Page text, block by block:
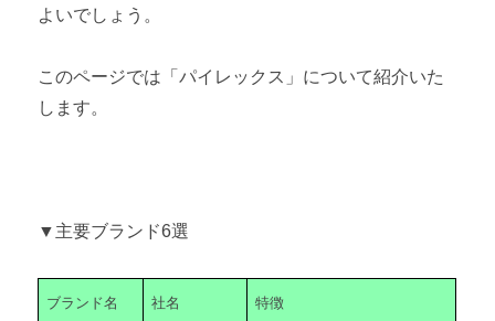
第3章 ミルクグラスを購入する
ミルクグラス（ミルクガラス）の歴史
よいでしょう。
このページでは「パイレックス」について紹介いた
します。
▼主要ブランド6選
ブランド名 社名 特徴